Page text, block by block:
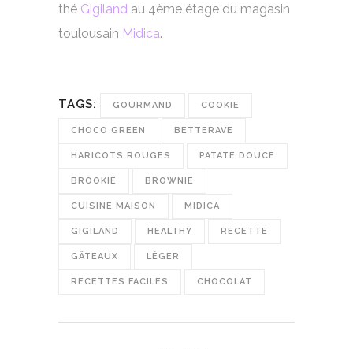
thé Gigiland au 4ème étage du magasin
toulousain Midica.
TAGS: GOURMAND COOKIE
CHOCO GREEN BETTERAVE
HARICOTS ROUGES PATATE DOUCE
BROOKIE BROWNIE
CUISINE MAISON MIDICA
GIGILAND HEALTHY RECETTE
GÂTEAUX LÉGER
RECETTES FACILES CHOCOLAT